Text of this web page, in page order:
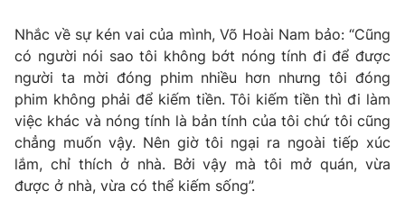
Nhắc về sự kén vai của mình, Võ Hoài Nam bảo: “Cũng
có người nói sao tôi không bớt nóng tính đi để được
người ta mời đóng phim nhiều hơn nhưng tôi đóng
phim không phải để kiếm tiền. Tôi kiếm tiền thì đi làm
việc khác và nóng tính là bản tính của tôi chứ tôi cũng
chẳng muốn vậy. Nên giờ tôi ngại ra ngoài tiếp xúc
lắm, chỉ thích ở nhà. Bởi vậy mà tôi mở quán, vừa
được ở nhà, vừa có thể kiếm sống”.